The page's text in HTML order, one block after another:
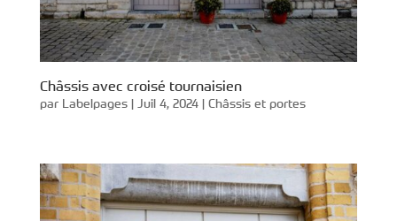
Châssis avec croisé tournaisien
par Labelpages| Juil 4, 2024| Châssis et portes